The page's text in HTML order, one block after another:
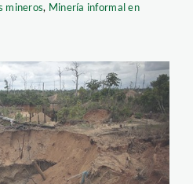
mineros, Minería informal en